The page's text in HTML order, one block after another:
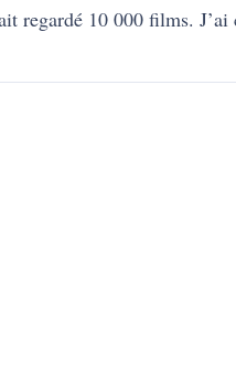
regardé 10 000 films.